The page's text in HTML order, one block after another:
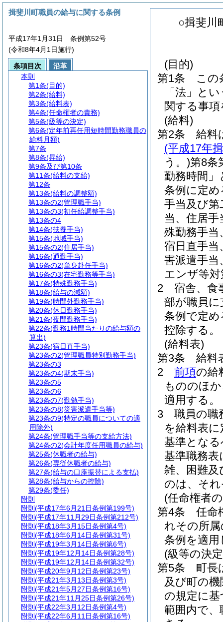
○揖斐川
(目的)
第1条
この
「法」と
関する事
(給料)
第2条
給料
(平成17年
う。)第8条
勤務時間」
条例に定め
手当及び第
当、住居
殊勤務手当
宿日直手当
害派遣手当
エンザ等
2
宿舎、食
部が職員
条例で定
控除する。
(給料表)
第3条
給料
2
前項の給
もののほ
適用する。
3
職員の職
を給料表
基準とな
基準職務
雑、困難
のは、そ
(任命権者
第4条
任命
れその所
条例を適
(級等の決
第5条
町長
及び町の
の規定に
範囲内で
揖斐川町職員の給与に関する条例
平成17年1月31日 条例第52号
(令和8年4月1日施行)
条項目次
沿革
本則
第1条(目的)
第2条(給料)
第3条(給料表)
第4条(任命権者の責務)
第5条(級等の決定)
第6条(定年前再任用短時間勤務職員の
給料月額)
第7条
第8条(昇給)
第9条及び第10条
第11条(給料の支給)
第12条
第13条(給料の調整額)
第13条の2(管理職手当)
第13条の3(初任給調整手当)
第13条の4
第14条(扶養手当)
第15条(地域手当)
第15条の2(住居手当)
第16条(通勤手当)
第16条の2(単身赴任手当)
第16条の3(在宅勤務等手当)
第17条(特殊勤務手当)
第18条(給与の減額)
第19条(時間外勤務手当)
第20条(休日勤務手当)
第21条(夜間勤務手当)
第22条(勤務1時間当たりの給与額の
算出)
第23条(宿日直手当)
第23条の2(管理職員特別勤務手当)
第23条の3
第23条の4(期末手当)
第23条の5
第23条の6
第23条の7(勤勉手当)
第23条の8(災害派遣手当等)
第23条の9(特定の職員についての適
用除外)
第24条(管理職手当等の支給方法)
第24条の2(会計年度任用職員の給与)
第25条(休職者の給与)
第26条(専従休職者の給与)
第27条(給与の口座振替による支払)
第28条(給与からの控除)
第29条(委任)
附則
附則 (平成17年6月21日条例第199号)
附則 (平成17年11月29日条例第212号)
附則 (平成18年3月15日条例第4号)
附則 (平成18年6月14日条例第31号)
附則 (平成19年3月14日条例第6号)
附則 (平成19年12月14日条例第28号)
附則 (平成19年12月14日条例第32号)
附則 (平成20年9月12日条例第23号)
附則 (平成21年3月13日条例第3号)
附則 (平成21年5月27日条例第16号)
附則 (平成21年11月25日条例第26号)
附則 (平成22年3月12日条例第4号)
附則 (平成22年6月11日条例第16号)